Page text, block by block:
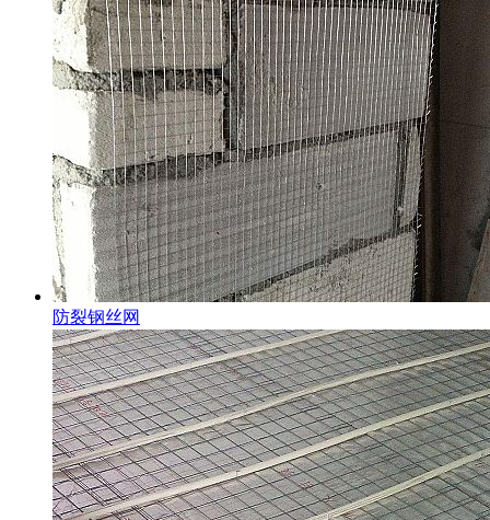
防裂钢丝网